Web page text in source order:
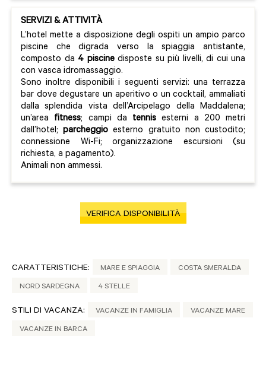
SERVIZI & ATTIVITÀ
L’hotel mette a disposizione degli ospiti un ampio parco
piscine che digrada verso la spiaggia antistante,
composto da 4 piscinedisposte su più livelli, di cui una
con vasca idromassaggio.
Sono inoltre disponibili i seguenti servizi: una terrazza
bar dove degustare un aperitivo o un cocktail, ammaliati
dalla splendida vista dell’Arcipelago della Maddalena;
un’area fitness; campi da tennis esterni a 200 metri
dall’hotel; parcheggio esterno gratuito non custodito;
connessione Wi-Fi; organizzazione escursioni (su
richiesta, a pagamento).
Animali non ammessi.
VERIFICA DISPONIBILITÀ
CARATTERISTICHE: MARE E SPIAGGIA COSTA SMERALDA
NORD SARDEGNA 4 STELLE
STILI DI VACANZA: VACANZE IN FAMIGLIA VACANZE MARE
VACANZE IN BARCA